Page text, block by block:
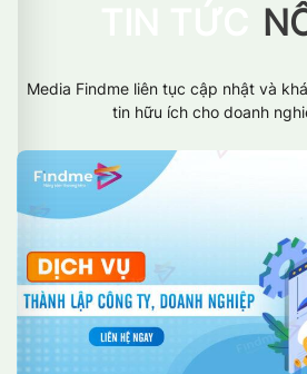
Media Findme liên tục cập nhật và
tin hữu ích cho doanh